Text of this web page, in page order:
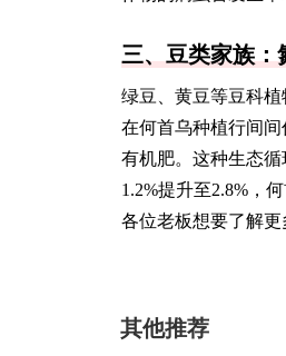
三、豆类家族：
绿豆、黄豆等豆科
在何首乌种植行间
有机肥。这种生态
1.2%提升至2.8%，
各位老板想要了解
其他推荐